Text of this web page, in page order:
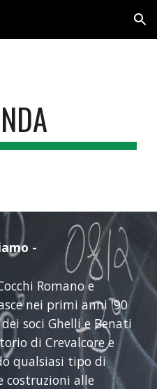
Skip to navigation
-
Romano e
nei primi anni '90
soci Ghelli e Benati
di Crevalcore e
qualsiasi tipo di
costruzioni alle